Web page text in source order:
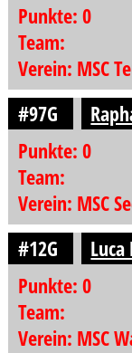
Punkte: 0
Team:
Verein: MSC
#97G
Punkte: 0
Team:
Verein: MSC
#12G
Luca
Punkte: 0
Team:
Verein: MSC